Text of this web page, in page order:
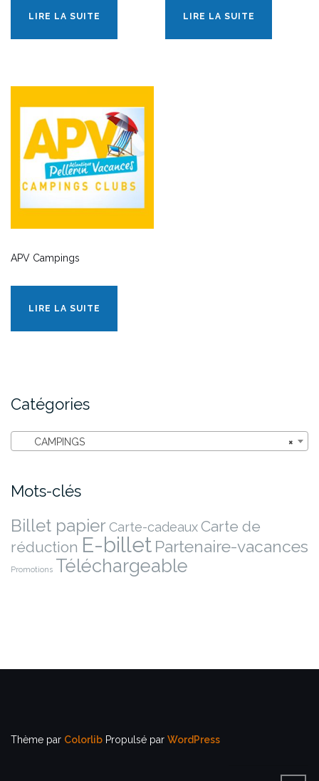
LIRE LA SUITE LIRE LA SUITE
APV Campings
LIRE LA SUITE
Catégories
×
CAMPINGS
Mots-clés
Billet papier Carte-cadeauxCarte de
réduction E-billet Partenaire-vacances
Promotions Téléchargeable
Thème par Colorlib Propulsé par WordPress